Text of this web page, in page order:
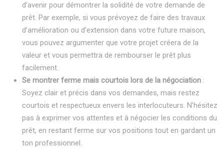
d’avenir pour démontrer la solidité de votre demande de
prêt. Par exemple, si vous prévoyez de faire des travaux
d’amélioration ou d’extension dans votre future maison,
vous pouvez argumenter que votre projet créera de la
valeur et vous permettra de rembourser le prêt plus
facilement.
Se montrer ferme mais courtois lors de la négociation :
Soyez clair et précis dans vos demandes, mais restez
courtois et respectueux envers les interlocuteurs. N’hésitez
pas à exprimer vos attentes et à négocier les conditions du
prêt, en restant ferme sur vos positions tout en gardant un
ton professionnel.